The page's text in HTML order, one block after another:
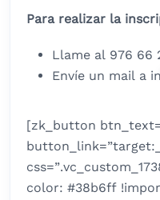
Para realizar la
Llame al 976 66
Envíe un mail a in
[zk_button
color: #38b6ff